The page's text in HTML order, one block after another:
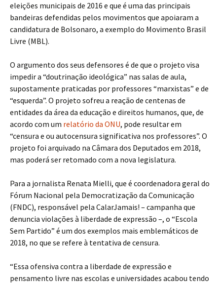
eleições municipais de 2016 e que é uma das principais
bandeiras defendidas pelos movimentos que apoiaram a
candidatura de Bolsonaro, a exemplo do Movimento Brasil
Livre (MBL).
O argumento dos seus defensores é de que o projeto visa
impedir a “doutrinação ideológica” nas salas de aula,
supostamente praticadas por professores “marxistas” e de
“esquerda”. O projeto sofreu a reação de centenas de
entidades da área da educação e direitos humanos, que, de
acordo com um relatório da ONU, pode resultar em
“censura e ou autocensura significativa nos professores”. O
projeto foi arquivado na Câmara dos Deputados em 2018,
mas poderá ser retomado com a nova legislatura.
Para a jornalista Renata Mielli, que é coordenadora geral do
Fórum Nacional pela Democratização da Comunicação
(FNDC), responsável pela CalarJamais! – campanha que
denuncia violações à liberdade de expressão –, o “Escola
Sem Partido” é um dos exemplos mais emblemáticos de
2018, no que se refere à tentativa de censura.
“Essa ofensiva contra a liberdade de expressão e
pensamento livre nas escolas e universidades acabou tendo